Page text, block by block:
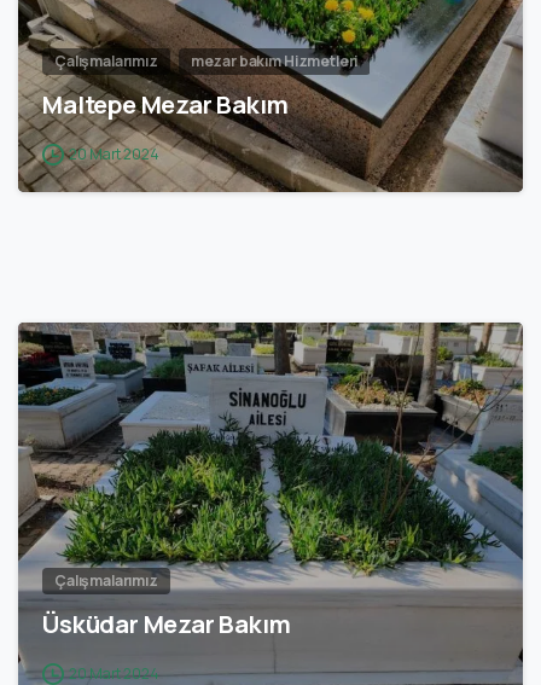
Çalışmalarımız mezar bakım Hizmetleri
Maltepe Mezar Bakım
20 Mart 2024
2
Çalışmalarımız
Üsküdar Mezar Bakım
20 Mart 2024